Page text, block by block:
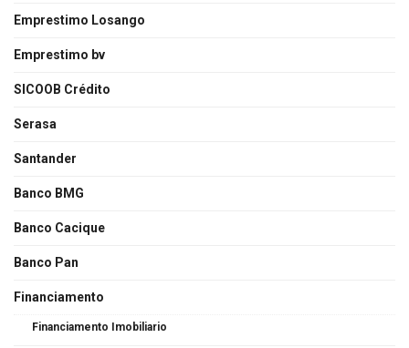
Emprestimo Losango
Emprestimo bv
SICOOB Crédito
Serasa
Santander
Banco BMG
Banco Cacique
Banco Pan
Financiamento
Financiamento Imobiliario